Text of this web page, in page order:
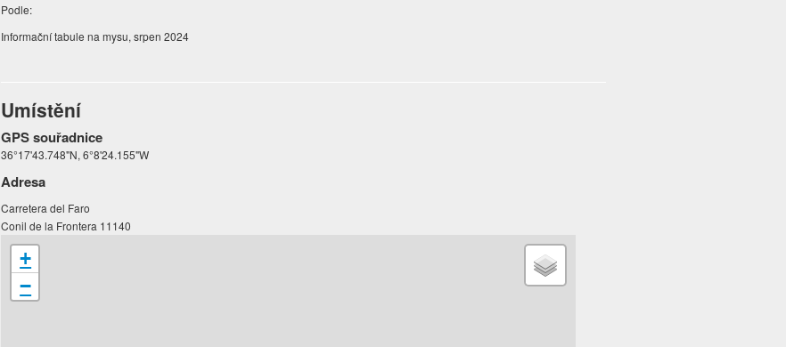
Podle:
Informační tabule na mysu, srpen 2024
Umístění
GPS souřadnice
36°17'43.748"N, 6°8'24.155"W
Adresa
Carretera del Faro
Conil de la Frontera 11140
+
−